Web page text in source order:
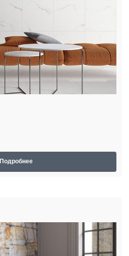
Подробнее